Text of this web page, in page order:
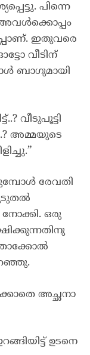
പിന്നെ
അവൾക്കൊപ്പം
ഇതുവരെ
വീടിന്
ബാഗുമായി
വീടുപൂട്ടി
അമ്മയുടെ
രേവതി
ഒരു
അച്ഛനാ
ഉടനെ